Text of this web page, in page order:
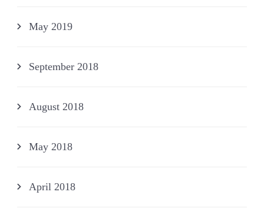
May 2019
September 2018
August 2018
May 2018
April 2018